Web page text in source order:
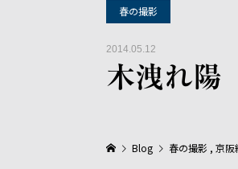
春の撮影
2014.05.12
木洩れ陽
Blog 春の撮影 , 京阪